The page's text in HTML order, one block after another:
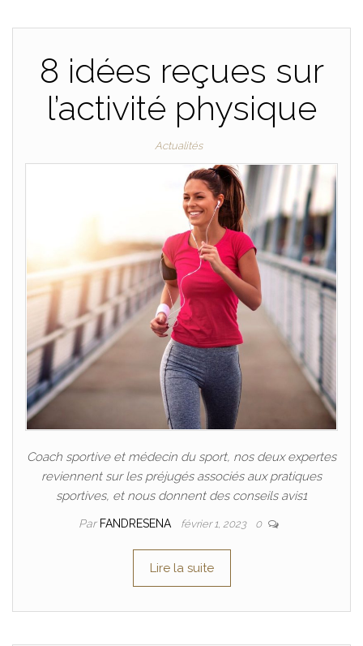
8 idées reçues sur
l’activité physique
Actualités
Coach sportive et médecin du sport, nos deux expertes
reviennent sur les préjugés associés aux pratiques
sportives, et nous donnent des conseils avis1
Par FANDRESENA février 1, 2023 0
Lire la suite